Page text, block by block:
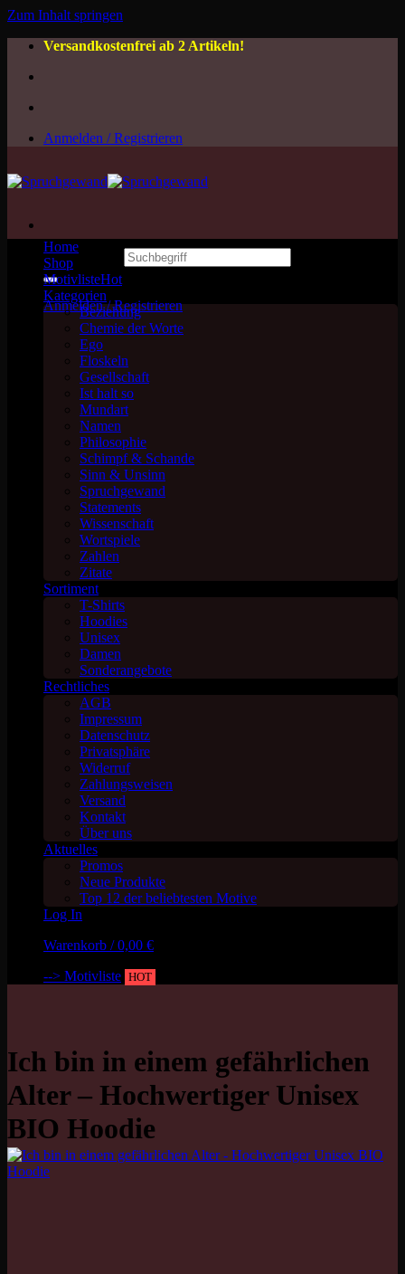
Zum Inhalt springen
Versandkostenfrei ab 2 Artikeln!
Anmelden / Registrieren
Suchen nach:
Anmelden / Registrieren
Home
Shop
Motivliste
Kategorien
Beziehung
Chemie der Worte
Ego
Floskeln
Gesellschaft
Ist halt so
Mundart
Namen
Philosophie
Schimpf & Schande
Sinn & Unsinn
Spruchgewand
Statements
Wissenschaft
Wortspiele
Zahlen
Zitate
Sortiment
T-Shirts
Hoodies
Unisex
Damen
Sonderangebote
Rechtliches
AGB
Impressum
Datenschutz
Privatsphäre
Widerruf
Zahlungsweisen
Versand
Kontakt
Über uns
Aktuelles
Promos
Neue Produkte
Top 12 der beliebtesten Motive
Log In
Warenkorb /0,00 €
--> Motivliste HOT
Ich bin in einem gefährlichen
Alter – Hochwertiger Unisex
BIO Hoodie